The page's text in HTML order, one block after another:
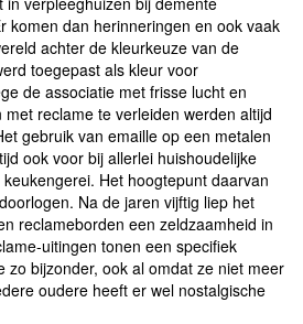
komen dan herinneringen en ook vaak
achter de kleurkeuze van de
toegepast als kleur voor
de associatie met frisse lucht en
reclame te verleiden werden altijd
gebruik van emaille op een metalen
ook voor bij allerlei huishoudelijke
Het hoogtepunt daarvan
Na de jaren vijftig liep het
reclameborden een zeldzaamheid in
uitingen tonen een specifiek
zo bijzonder, ook al omdat ze niet meer
oudere heeft er wel nostalgische